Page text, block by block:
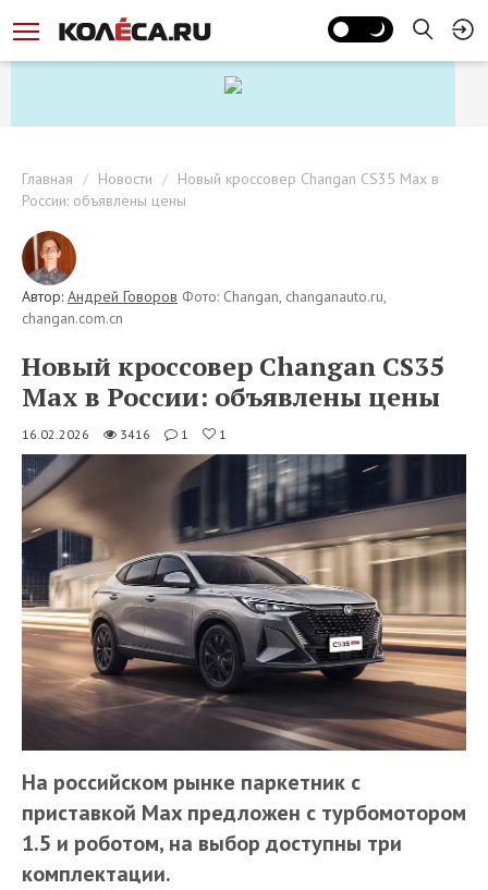
Главная Новости
Новый кроссовер Changan CS35 Max в
России: объявлены цены
Автор: Андрей Говоров Фото: Changan, changanauto.ru,
changan.com.cn
Новый кроссовер Changan CS35
Max в России: объявлены цены
16.02.2026 3416 1 1
На российском рынке паркетник с
приставкой Max предложен с турбомотором
1.5 и роботом, на выбор доступны три
комплектации.